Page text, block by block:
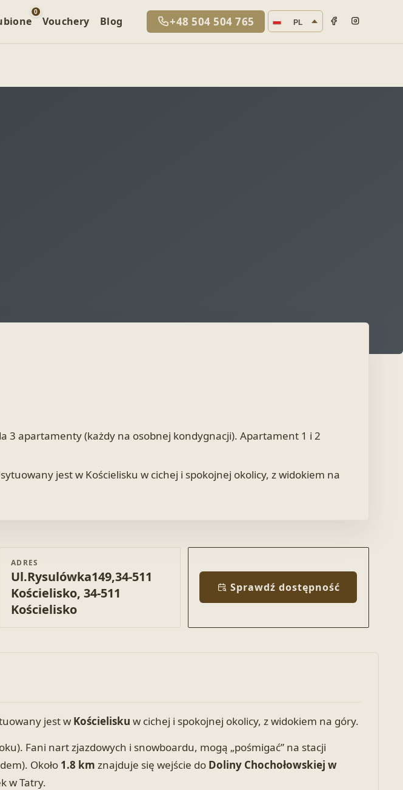
0
Vouchery Blog +48 504 504 765 Język strony
PL
3 apartamenty (każdy na osobnej kondygnacji). Apartament 1 i 2
jest w Kościelisku w cichej i spokojnej okolicy, z widokiem na
ADRES
Ul.Rysulówka149,34-511
Kościelisko, 34-511
Kościelisko
Sprawdź dostępność
jest w Kościelisku w cichej i spokojnej okolicy, z widokiem na góry.
Fani nart zjazdowych i snowboardu, mogą „pośmigać” na stacji
Około 1.8 kmznajduje się wejście do Doliny Chochołowskiej w
w Tatry.